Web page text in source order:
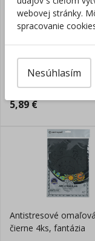
Antistresová
Zverokruh
Skladom
5,89€
Antistresové
čierne 4ks, fantázia
webovej stránky.
spracovanie
Nesúhlasím